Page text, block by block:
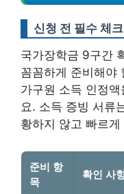
신청 전 필수 체
국가장학금 9구간
꼼꼼하게 준비해야
가구원 소득 인정
요. 소득 증빙 서류
황하지 않고 빠르
준비 항
목
확인 사